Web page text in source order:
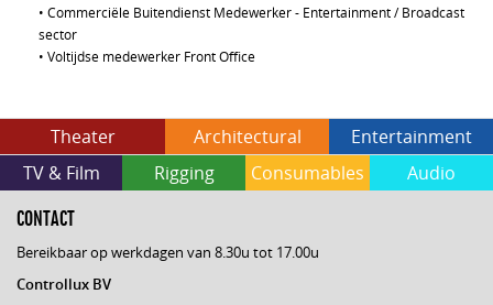
• Commerciële Buitendienst Medewerker - Entertainment / Broadcast
sector
• Voltijdse medewerker Front Office
Theater Architectural
Entertainment
TV & Film
Rigging Consumables Audio
CONTACT
Bereikbaar op werkdagen van 8.30u tot 17.00u
Controllux BV